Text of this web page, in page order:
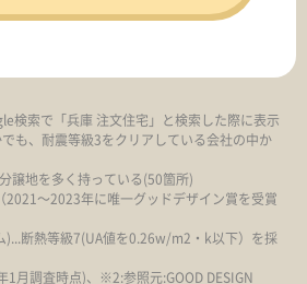
検索で「兵庫 注文住宅」と検索した際に表示
も、耐震等級3をクリアしている会社の中か
譲地を多く持っている(50箇所)
2021～2023年に唯一グッドデザイン賞を受賞
)...断熱等級7(UA値を0.26w/m2・k以下）を採
月調査時点)、※2:参照元:GOOD DESIGN